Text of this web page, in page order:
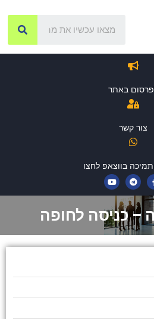
באתר
צור קשר
בווצאפ לחצו
– כניסה לחופה